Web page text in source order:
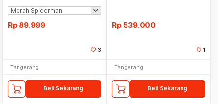
Rp 89.999
3
Tangerang
Beli Sekarang
Rp 539.000
1
Tangerang
Beli Sekarang